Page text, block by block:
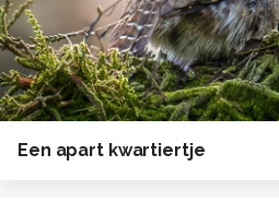
Een apart kwartiertje